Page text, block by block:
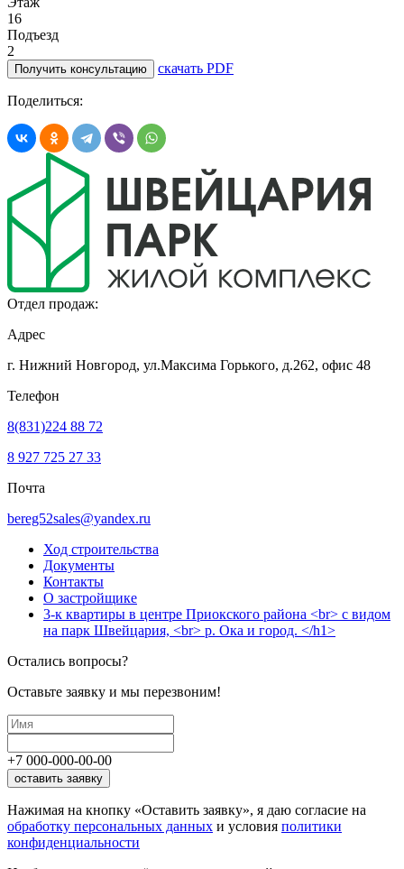
16
Подъезд
2
Получить консультацию скачать PDF
Поделиться:
Отдел продаж:
Адрес
г. Нижний Новгород, ул.Максима Горького, д.262, офис 48
Телефон
8(831)224 88 72
8 927 725 27 33
Почта
bereg52sales@yandex.ru
Ход строительства
Документы
Контакты
О застройщике
3-к квартиры в центре Приокского района <br> с видом
на парк Швейцария, <br> р. Ока и город. </h1>
Остались вопросы?
Оставьте заявку и мы перезвоним!
+7 000-000-00-00
оставить заявку
Нажимая на кнопку «Оставить заявку», я даю согласие на
обработку персональных данных и условия политики
конфиденциальности